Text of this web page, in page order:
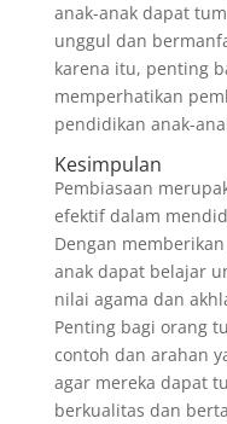
anak-anak dapat
unggul dan
karena itu, penting
memperhatikan
pendidikan anak-
Kesimpulan
Pembiasaan
efektif dalam
Dengan
anak dapat belajar
nilai agama dan
Penting bagi orang
contoh dan arahan
agar mereka dapat
berkualitas dan